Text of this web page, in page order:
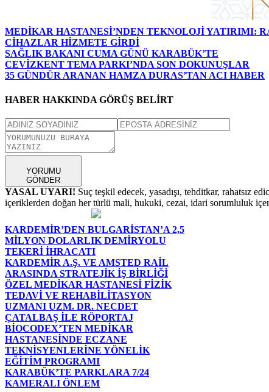
MEDİKAR HASTANESİ’NDEN TEKNOLOJİ YATIRIMI:
CİHAZLAR HİZMETE GİRDİ
SAĞLIK BAKANI CUMA GÜNÜ KARABÜK’TE
CEVİZKENT TEMA PARKI’NDA SON DOKUNUŞLAR
35 GÜNDÜR ARANAN HAMZA DURAS’TAN ACI HABER
HABER HAKKINDA GÖRÜŞ BELİRT
YORUMU
GÖNDER
YASAL UYARI! Suç teşkil edecek, yasadışı, tehditkar, rahatsız
içeriklerden doğan her türlü mali, hukuki, cezai, idari sorumluluk
KARDEMİR’DEN BULGARİSTAN’A 2,5
MİLYON DOLARLIK DEMİRYOLU
TEKERİ İHRACATI
KARDEMİR A.Ş. VE AMSTED RAİL
ARASINDA STRATEJİK İŞ BİRLİĞİ
ÖZEL MEDİKAR HASTANESİ FİZİK
TEDAVİ VE REHABİLİTASYON
UZMANI UZM. DR. NECDET
ÇATALBAŞ İLE RÖPORTAJ
BİOCODEX’TEN MEDİKAR
HASTANESİNDE ECZANE
TEKNİSYENLERİNE YÖNELİK
EĞİTİM PROGRAMI
KARABÜK’TE PARKLARA 7/24
KAMERALI ÖNLEM